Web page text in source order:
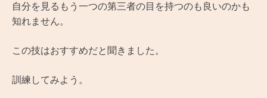
自分を見るもう一つの第三者の目を持つのも良いのかも
知れません。
この技はおすすめだと聞きました。
訓練してみよう。